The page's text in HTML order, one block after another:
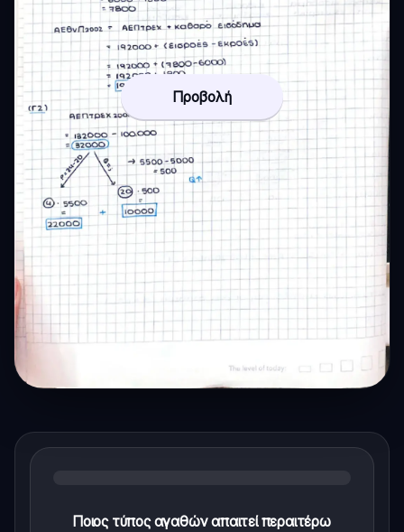
Προβολή
Ποιος τύπος αγαθών απαιτεί περαιτέρω